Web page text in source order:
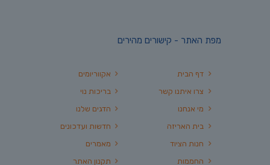
מפת האתר - קישורים מהירים
אקווריומים
בריכות נוי
הדגים שלנו
חדשות ועדכונים
מאמרים
תקנון האתר
דף הבית
צרו איתנו קשר
מי אנחנו
בית האריזה
חנות הציוד
החממות